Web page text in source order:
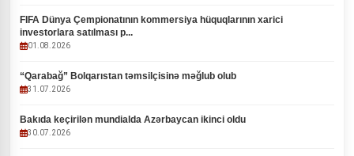
FIFA Dünya Çempionatının kommersiya hüquqlarının xarici
investorlara satılması p...
01.08.2026
“Qarabağ” Bolqarıstan təmsilçisinə məğlub olub
31.07.2026
Bakıda keçirilən mundialda Azərbaycan ikinci oldu
30.07.2026